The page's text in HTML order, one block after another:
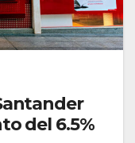
del 6.5%